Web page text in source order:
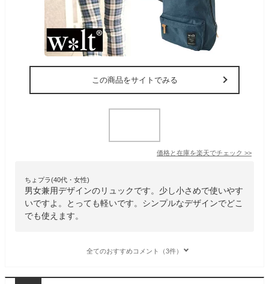
この商品をサイトでみる
価格と在庫を楽天でチェック >>
ちょプラ(40代・女性)
男女兼用デザインのリュックです。少し小さめで使いやす
いですよ。とっても軽いです。シンプルなデザインでどこ
でも使えます。
全てのおすすめコメント（3件）